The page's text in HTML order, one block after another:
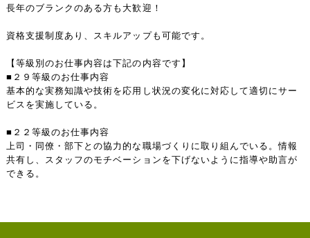
長年のブランクのある方も大歓迎！
資格支援制度あり、スキルアップも可能です。
【等級別のお仕事内容は下記の内容です】
■２９等級のお仕事内容
基本的な実務知識や技術を応用し状況の変化に対応して適切にサー
ビスを実施している。
■２２等級のお仕事内容
上司・同僚・部下との協力的な職場づくりに取り組んでいる。情報
共有し、スタッフのモチベーションを下げないように指導や助言が
できる。